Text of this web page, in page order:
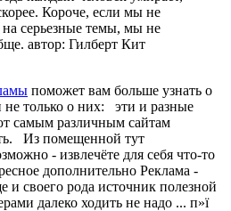
Короче, если мы не
серьезные темы, мы не
автор: Гилберт Кит
поможет вам больше узнать о
только о них:
эти и разные
самым различным сайтам
Из помещенной тут
- извлечёте для себя что-то
дополнительно Реклама -
и своего рода источник полезной
далеко ходить не надо ... п»ї